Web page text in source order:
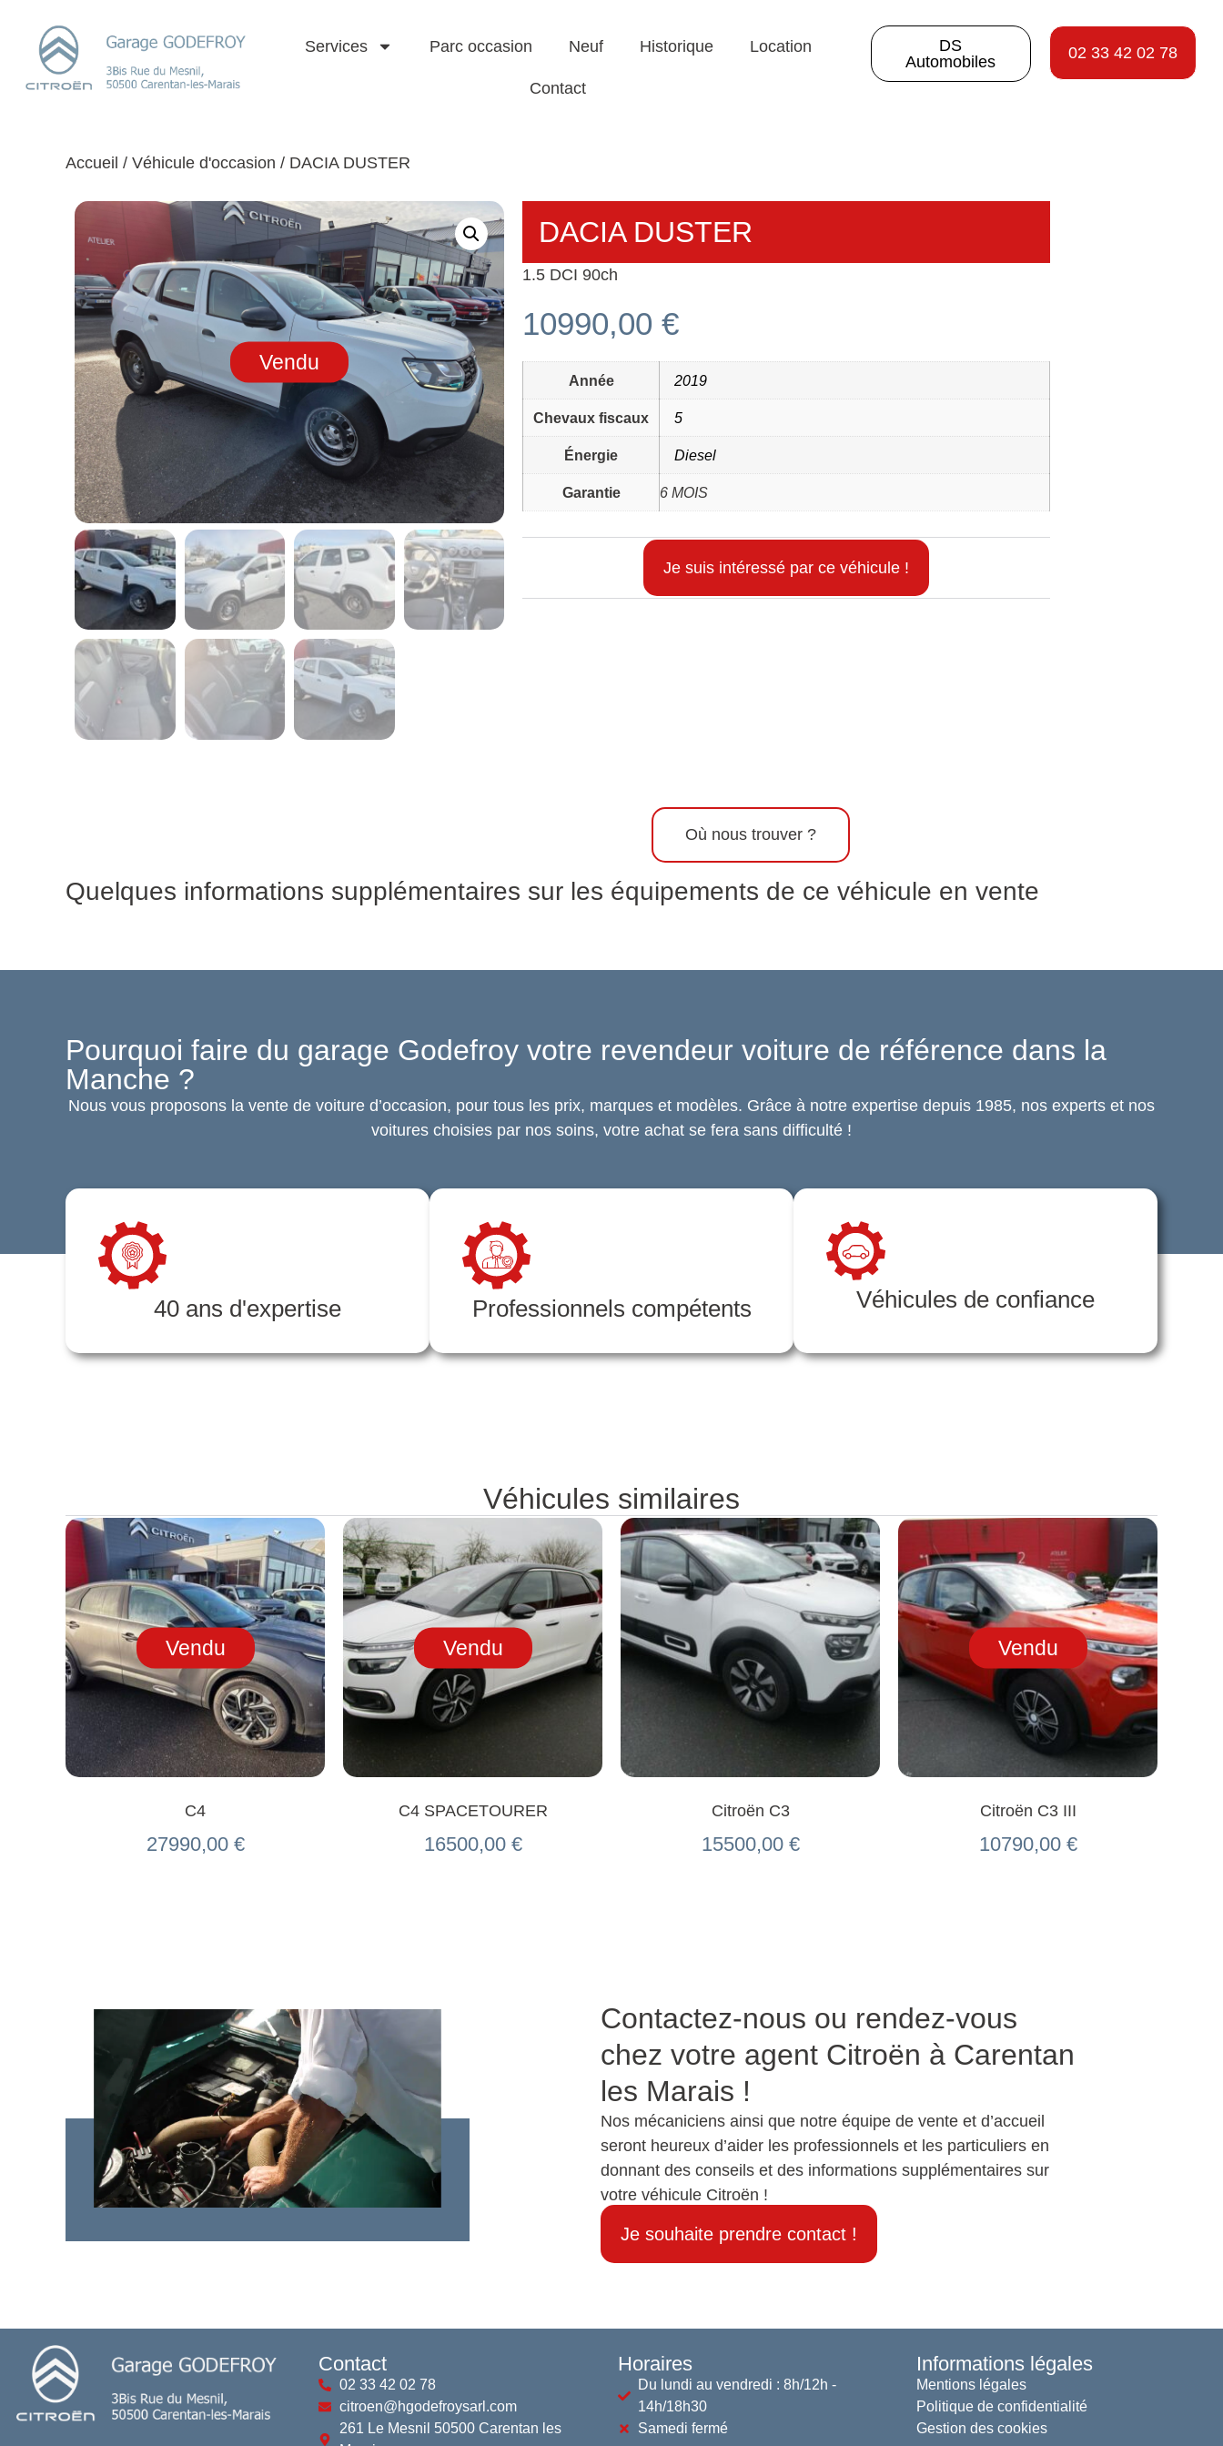
Services Parc occasion Neuf Historique Location
Contact
DS
Automobiles
02 33 42 02 78
Accueil / Véhicule d'occasion / DACIA DUSTER
Vendu
DACIA DUSTER
1.5 DCI 90ch
10990,00 €
Année 2019
Chevaux fiscaux 5
Énergie Diesel
Garantie 6 MOIS
Je suis intéressé par ce véhicule !
Où nous trouver ?
Quelques informations supplémentaires sur les équipements de ce véhicule en vente
Pourquoi faire du garage Godefroy votre revendeur voiture de référence dans la
Manche ?
Nous vous proposons la vente de voiture d’occasion, pour tous les prix, marques et modèles. Grâce à notre expertise depuis 1985, nos experts et nos
voitures choisies par nos soins, votre achat se fera sans difficulté !
40 ans d'expertise Professionnels compétents Véhicules de confiance
Véhicules similaires
Vendu
C4
27990,00 €
Vendu
C4 SPACETOURER
16500,00 €
Citroën C3
15500,00 €
Vendu
Citroën C3 III
10790,00 €
Contactez-nous ou rendez-vous
chez votre agent Citroën à Carentan
les Marais !
Nos mécaniciens ainsi que notre équipe de vente et d’accueil
seront heureux d’aider les professionnels et les particuliers en
donnant des conseils et des informations supplémentaires sur
votre véhicule Citroën !
Je souhaite prendre contact !
Contact
02 33 42 02 78
citroen@hgodefroysarl.com
261 Le Mesnil 50500 Carentan les
Horaires
Du lundi au vendredi : 8h/12h -
14h/18h30
Samedi fermé
Informations légales
Mentions légales
Politique de confidentialité
Gestion des cookies